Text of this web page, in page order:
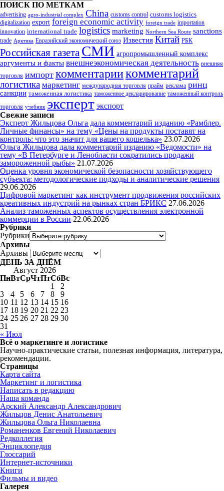
ПОИСК ПО МЕТКАМ
advertising agro-industrial complex China customs control customs logistics
digitalization export foreign economic activity foreign trade importation
innovation international trade logistics marketing Northern Sea Route sanctions
trade Арктика Евразийский экономический союз Известия Китай РБК
Российская газета СМИ агропромышленный комплекс
аргументы и факты внешнеэкономическая деятельность внешняя
торговля импорт комментариикомментарий
логистика маркетинг международная торговля прайм реклама ринц
санкции таможенная логистика таможенное декларирование таможенный контроль
торговля учебник эксперт экспорт
Свежие записи
Эксперт Жильцова Ольга дала комментарий изданию «Рамблер.
Личные финансы» на тему «Цены на продукты поставят на
контроль: что это значит для вашего кошелька» 23.07.2026
Ольга Жильцова дала комментарий изданию «Ведомости» на
тему «В Петербурге и Ленобласти сократились продажи
замороженной рыбы» 21.07.2026
Оценка уровня экономической безопасности хозяйствующего
субъекта: методологические подходы и аналитические решения
29.06.2026
Цифровой маркетинг как инструмент продвижения российских
креативных индустрий на рынках стран БРИКС 27.06.2026
Анализ таможенных аспектов осуществления электронной
коммерции в России 22.06.2026
Рубрики
Рубрики
Архивы
Архивы
ДЕНЬ ЗА ДНЁМ
Август 2026
ПнВтСрЧтПтСбВс
1
2
3
4 5 6 7 8
9
10 11 12 13 14 15 16
17 18 19 20 21 22 23
24 25 26 27 28 29 30
31
« Июл
Всё о маркетинге и логистике
Научно-практические статьи, полезная информация, литература,
рекомендации.
Страницы
Карта сайта
Маркетинг и логистика
Написать в редакцию
Наша команда
Арский Александр Александрович
Жильцов Денис Анатольевич
Жильцова Ольга Николаевна
Романенков Евгений Николаевич
Редколлегия
Энциклопедия
Глоссарий
Интернет-источники
Книги
Фильмы и видео
Галерея